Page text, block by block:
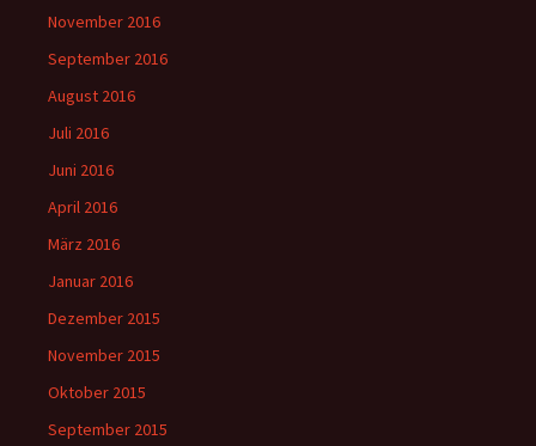
November 2016
September 2016
August 2016
Juli 2016
Juni 2016
April 2016
März 2016
Januar 2016
Dezember 2015
November 2015
Oktober 2015
September 2015